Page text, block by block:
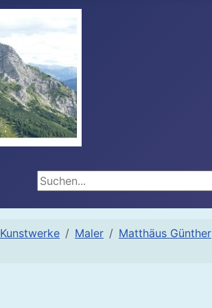
Suchen...
Kunstwerke Maler
Matthäus Günther